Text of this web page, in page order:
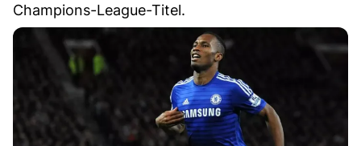
Champions-League-Titel.